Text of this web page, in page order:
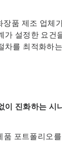
품 제조 업체
설정한 요건
를 최적화하
진화하는
포트폴리오